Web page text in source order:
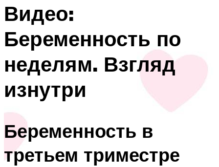
Видео:
Беременность по
неделям. Взгляд
изнутри
Беременность в
третьем триместре